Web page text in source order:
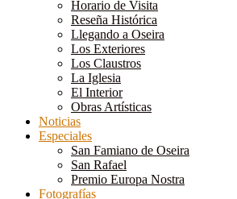
Horario de Visita
Reseña Histórica
Llegando a Oseira
Los Exteriores
Los Claustros
La Iglesia
El Interior
Obras Artísticas
Noticias
Especiales
San Famiano de Oseira
San Rafael
Premio Europa Nostra
Fotografías